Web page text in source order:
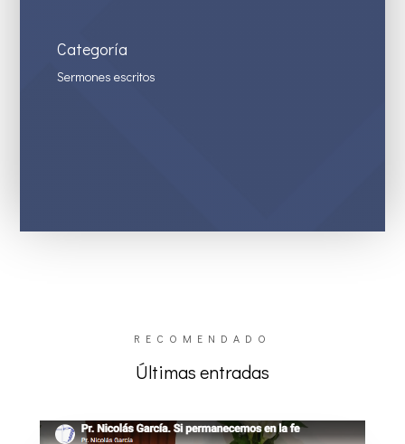
Categoría
Sermones escritos
RECOMENDADO
Últimas entradas